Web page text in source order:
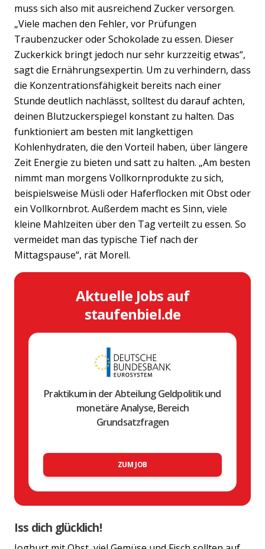
muss sich also mit ausreichend Zucker versorgen.
„Viele machen den Fehler, vor Prüfungen
Traubenzucker oder Schokolade zu essen. Dieser
Zuckerkick bringt jedoch nur sehr kurzzeitig etwas“,
sagt die Ernährungsexpertin. Um zu verhindern, dass
die Konzentrationsfähigkeit bereits nach einer
Stunde deutlich nachlässt, solltest du darauf achten,
deinen Blutzuckerspiegel konstant zu halten. Das
funktioniert am besten mit langkettigen
Kohlenhydraten, die den Vorteil haben, über längere
Zeit Energie zu bieten und satt zu halten. „Am besten
nimmt man morgens Vollkornprodukte zu sich,
beispielsweise Müsli oder Haferflocken mit Obst oder
ein Vollkornbrot. Außerdem macht es Sinn, viele
kleine Mahlzeiten über den Tag verteilt zu essen. So
vermeidet man das typische Tief nach der
Mittagspause“, rät Morell.
Aktuelle Jobs auf
staufenbiel.de
Praktikum in der Abteilung Geldpolitik und
monetäre Analyse, Bereich
Grundsatzfragen
ZUM JOB
Iss dich glücklich!